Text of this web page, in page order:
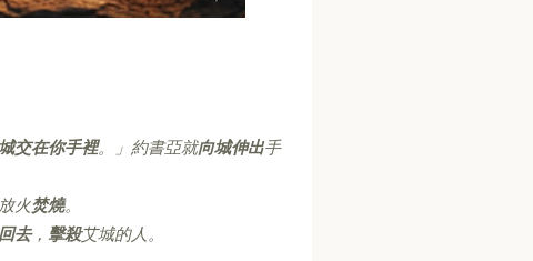
交在你手裡。」約書亞就向城伸出手
火焚燒。
去， 擊殺艾城的人。